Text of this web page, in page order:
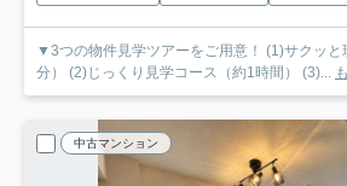
▼3つの物件見学ツアーをご用意！ (1)サクッ
分） (2)じっくり見学コース（約1時間） (3)...
中古マンション